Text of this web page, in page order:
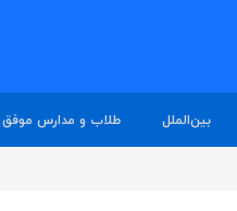
بین‌الملل طلاب و مدارس موفق